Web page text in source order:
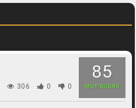
85
MUY BUENO
306 0 0